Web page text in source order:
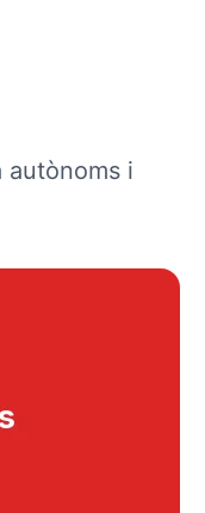
autònoms i